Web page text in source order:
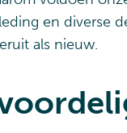
en diverse
als nieuw.